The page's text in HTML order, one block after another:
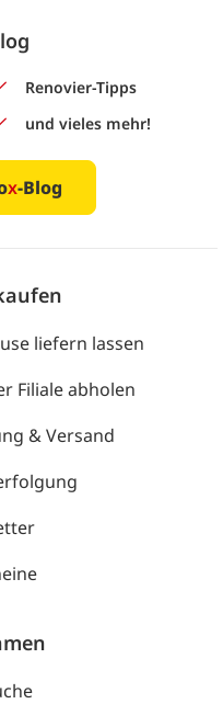
Renovier-Tipps
und vieles mehr!
x-Blog
liefern lassen
Filiale abholen
& Versand